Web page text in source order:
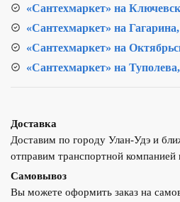
«Сантехмаркет» на
«Сантехмаркет» на
«Сантехмаркет» на
«Сантехмаркет» на
Доставка
Доставим по городу Улан-Удэ и
отправим транспортной компанией
Самовывоз
Вы можете оформить заказ на